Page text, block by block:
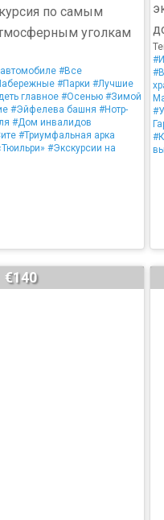
по самым
уголкам
#Все
#Парки #Лучшие
главное #Осенью #Зимой
#Эйфелева башня #Нотр-
#Дом инвалидов
#Триумфальная арка
#Экскурсии на
€140